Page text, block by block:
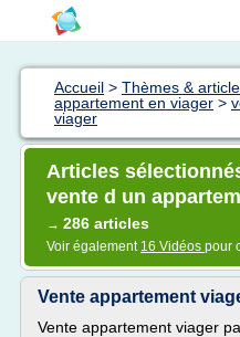
Accueil > Thèmes &
appartement en viager >
viager
Articles
vente d un
→ 286 articles
Voir également 16 Vidéos pour
Vente appartement
Vente appartement viager